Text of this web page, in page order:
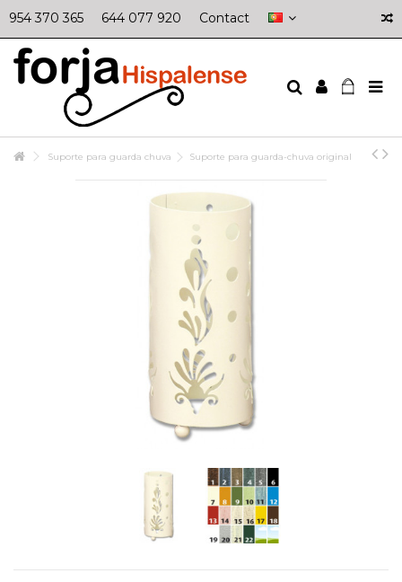
954 370 365 644 077 920 Contact
Suporte para guarda chuva Suporte para guarda-chuva original